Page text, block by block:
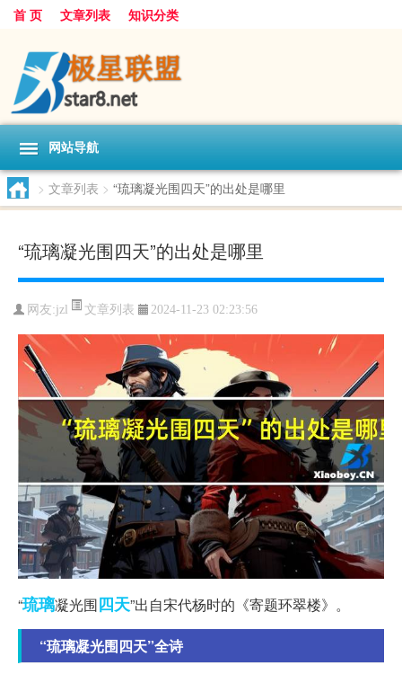
首 页 文章列表 知识分类
网站导航
> 文章列表 > “琉璃凝光围四天”的出处是哪里
“琉璃凝光围四天”的出处是哪里
网友:jzl 文章列表 2024-11-23 02:23:56
“琉璃凝光围四天”出自宋代杨时的《寄题环翠楼》。
“琉璃凝光围四天”全诗